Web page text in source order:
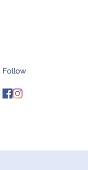
Follow